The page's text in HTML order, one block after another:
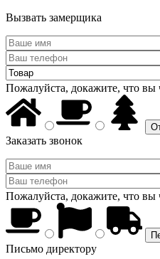
Вызвать замерщика
Пожалуйста, докажите, что вы
Заказать звонок
Пожалуйста, докажите, что вы
Письмо директору